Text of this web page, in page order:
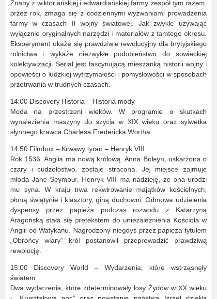
Znany z wiktoriańskiej i edwardiańskiej farmy zespół tym razem,
przez rok, zmaga się z codziennymi wyzwaniami prowadzenia
farmy w czasach II wojny światowej. Jak zwykle używając
wyłącznie oryginalnych narzędzi i materiałów z tamtego okresu.
Eksperyment okaże się prawdziwie rewolucyjny dla brytyjskiego
rolnictwa i wykaże niezwykłe podobieństwo do sowieckiej
kolektywizacji. Serial jest fascynującą mieszanką historii wojny i
opowieści o ludzkiej wytrzymałości i pomysłowości w sposobach
przetrwania w trudnych czasach.
14:00 Discovery Historia – Historia mody
Moda na przestrzeni wieków. W programie o skutkach
wynalezienia maszyny do szycia w XIX wieku oraz sylwetka
słynnego krawca Charlesa Fredericka Wortha.
14:50 Filmbox – Krwawy tyran – Henryk VIII
Rok 1536. Anglia ma nową królową. Anna Boleyn, oskarżona o
czary i cudzołóstwo, zostaje stracona. Jej miejsce zajmuje
młoda Jane Seymour. Henryk VIII ma nadzieję, że ona urodzi
mu syna. W kraju trwa rekwirowanie majątków kościelnych,
płoną świątynie i klasztory, giną duchowni. Odmowa udzielenia
dyspensy przez papieża podczas rozwodu z Katarzyną
Aragońską stała się pretekstem do uniezależnienia Kościoła w
Anglii od Watykanu. Nagrodzony niegdyś przez papieża tytułem
„Obrońcy wiary” król postanowił przeprowadzić prawdziwą
rewolucję.
15:00 Discovery World – Wydarzenia, które wstrząsnęły
światem
Dwa wydarzenia, które zdeterminowały losy Żydów w XX wieku